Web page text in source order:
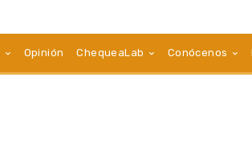
Opinión ChequeaLab Conócenos